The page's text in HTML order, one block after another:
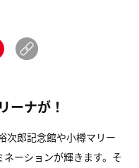
ーナが！
次郎記念館や小樽マリー
ーションが輝きます。そ